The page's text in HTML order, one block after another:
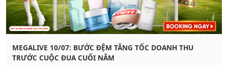
MEGALIVE 10/07: BƯỚC ĐỆM TĂNG TỐC DOANH THU
TRƯỚC CUỘC ĐUA CUỐI NĂM